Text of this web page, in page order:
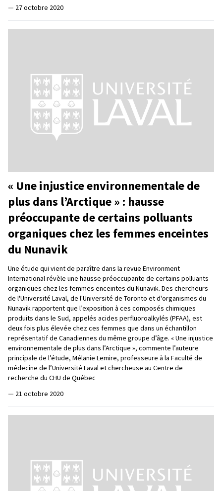
— 27 octobre 2020
« Une injustice environnementale de
plus dans l’Arctique » : hausse
préoccupante de certains polluants
organiques chez les femmes enceintes
du Nunavik
Une étude qui vient de paraître dans la revue Environment
International révèle une hausse préoccupante de certains polluants
organiques chez les femmes enceintes du Nunavik. Des chercheurs
de l'Université Laval, de l'Université de Toronto et d'organismes du
Nunavik rapportent que l’exposition à ces composés chimiques
produits dans le Sud, appelés acides perfluoroalkylés (PFAA), est
deux fois plus élevée chez ces femmes que dans un échantillon
représentatif de Canadiennes du même groupe d’âge. « Une injustice
environnementale de plus dans l’Arctique », commente l’auteure
principale de l’étude, Mélanie Lemire, professeure à la Faculté de
médecine de l’Université Laval et chercheuse au Centre de
recherche du CHU de Québec
— 21 octobre 2020